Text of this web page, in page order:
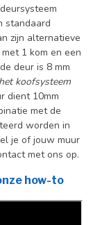
standaard
zijn alternatieve
1 kom en een
deur is 8 mm
koofsysteem
dient 10mm
met de
worden in
je of jouw muur
met ons op.
how-to